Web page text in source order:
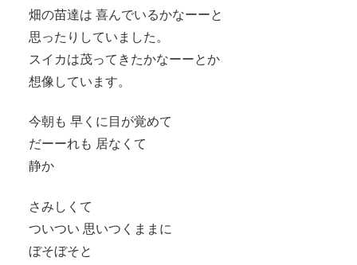
畑の苗達は 喜んでいるかなーーと
思ったりしていました。
スイカは茂ってきたかなーーとか
想像しています。
今朝も 早くに目が覚めて
だーーれも 居なくて
静か
さみしくて
ついつい 思いつくままに
ぼそぼそと